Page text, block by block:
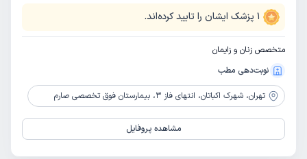
1 پزشک ایشان را تایید کرده‌اند.
متخصص زنان و زایمان
نوبت‌دهی مطب
تهران، شهرک اکباتان، انتهای فاز 3، بیمارستان فوق تخصصی صارم
مشاهده پروفایل